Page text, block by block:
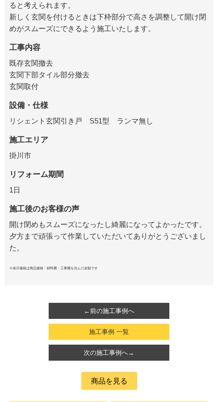
ると考えられます。
新しく玄関を付けるときは下枠部分で高さを調整して開け閉
めがスムーズにできるよう施工いたします。
工事内容
既存玄関撤去
玄関下部タイル部分撤去
玄関取付
設備・仕様
リシェント玄関引き戸 S51型 ランマ無し
施工エリア
掛川市
リフォーム期間
1日
施工後のお客様の声
開け閉めもスムーズになったし綺麗になってよかったです。
夕方まで頑張って作業していただいてありがとうございまし
た。
※表示価格は商品価格・材料費・工事費を含んだ金額です
←前の施工事例へ
施工事例 一覧
次の施工事例へ→
商品を見る